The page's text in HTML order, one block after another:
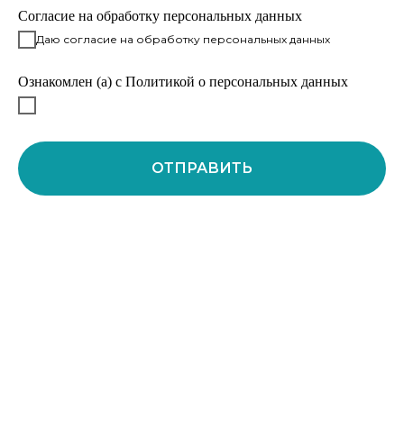
Согласие на обработку персональных данных
Даю согласие на обработку персональных данных
Ознакомлен (а) с Политикой о персональных данных
ОТПРАВИТЬ